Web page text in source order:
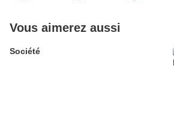
Vous aimerez aussi
Société